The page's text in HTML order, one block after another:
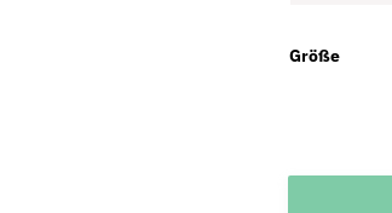
Größe